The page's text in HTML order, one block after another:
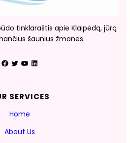
tinklaraštis apie Klaipėdą, jūrą
šaunius žmones.
Facebook Twitter YouTube LinkedIn
SERVICES
Home
About Us